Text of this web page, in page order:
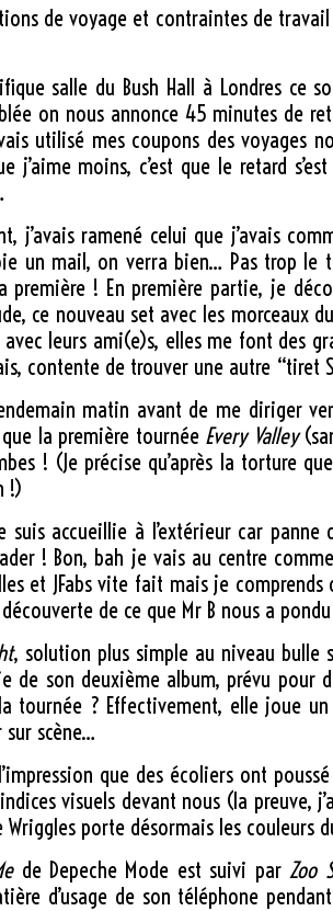
de voyage et contraintes de
salle du Bush Hall à Londres ce
on nous annonce 45 minutes de
utilisé mes coupons des voyages
moins, c’est que le retard
j’avais ramené celui que j’avais
un mail, on verra bien… Pas trop
! En première partie, je
ce nouveau set avec les morceaux
leurs ami(e)s, elles me font des
contente de trouver une autre “tiret
matin avant de me diriger
la première tournée Every Valley
! (Je précise qu’après la torture
!)
accueillie à l’extérieur car panne
! Bon, bah je vais au centre
et JFabs vite fait mais je comprends
de ce que Mr B nous a
, solution plus simple au niveau bulle
son deuxième album, prévu pour
tournée ? Effectivement, elle joue
sur scène…
que des écoliers ont
visuels devant nous (la preuve,
porte désormais les couleurs
de Depeche Mode est suivi par Zoo
d’usage de son téléphone